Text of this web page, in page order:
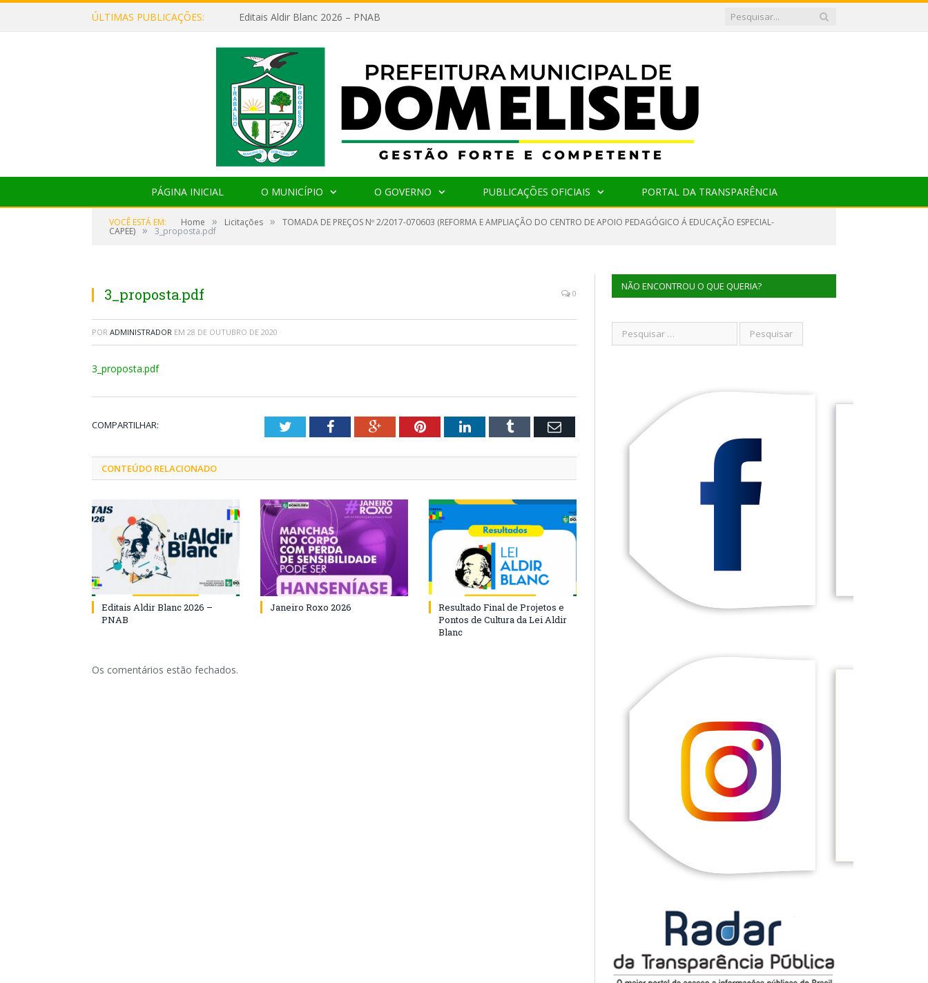
ÚLTIMAS PUBLICAÇÕES: Editais Aldir Blanc 2026 – PNAB
PÁGINA INICIAL O MUNICÍPIO O GOVERNO PUBLICAÇÕES OFICIAIS PORTAL DA TRANSPARÊNCIA
VOCÊ ESTÁ EM: Home » Licitações » TOMADA DE PREÇOS Nº 2/2017-070603 (REFORMA E AMPLIAÇÃO DO CENTRO DE APOIO PEDAGÓGICO Á EDUCAÇÃO ESPECIAL-
CAPEE) » 3_proposta.pdf
3_proposta.pdf 0
POR ADMINISTRADOR EM 28 DE OUTUBRO DE 2020
3_proposta.pdf
COMPARTILHAR: TwitterFacebookGoogle+PinterestLinkedInTumblr Email
CONTEÚDO RELACIONADO
Editais Aldir Blanc 2026 –
PNAB
Janeiro Roxo 2026
Resultado Final de Projetos e
Pontos de Cultura da Lei Aldir
Blanc
Os comentários estão fechados.
NÃO ENCONTROU O QUE QUERIA?